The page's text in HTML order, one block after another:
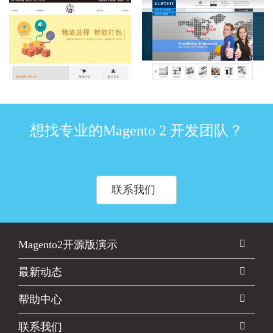
想找专业的Magento 2 开发团队？
联系我们
Magento2开源版演示
最新动态
帮助中心
联系我们